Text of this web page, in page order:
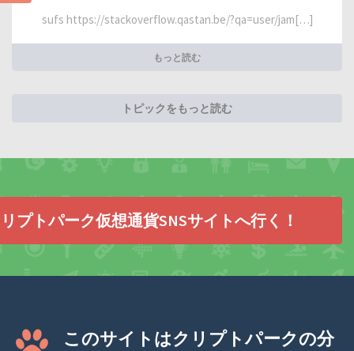
sufs https://stackoverflow.qastan.be/?qa=user/jam[…]
もっと読む
トピックをもっと読む
プトパーク仮想通貨SNSサイトへ行く！
このサイトはクリプトパークの分